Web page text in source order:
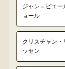
ジャン＝ピエー
ョール
クリスチャン・
ッセン